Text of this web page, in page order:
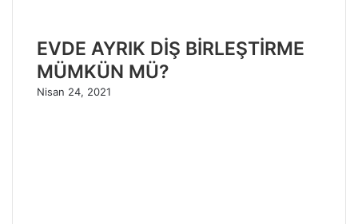
EVDE AYRIK DİŞ BİRLEŞTİRME
MÜMKÜN MÜ?
Nisan 24, 2021